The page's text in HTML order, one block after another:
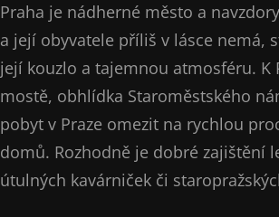
Praha je nádherné město a
a její obyvatele příliš v lásce nemá,
její kouzlo a tajemnou atmosféru. K
mostě, obhlídka Staroměstského
pobyt v Praze omezit na rychlou
domů. Rozhodně je dobré zajištění
útulných kavárniček či